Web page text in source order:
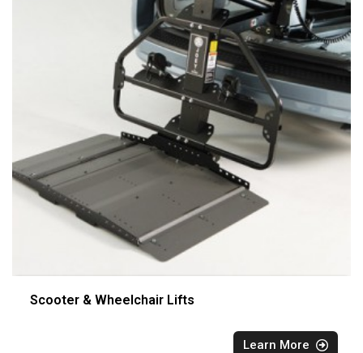
Scooter & Wheelchair Lifts
Learn More